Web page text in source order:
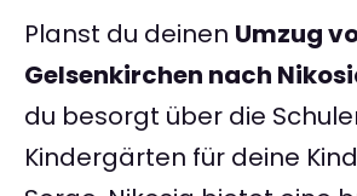
Planst du deinen Umzug
Gelsenkirchen nach
du besorgt über die
Kindergärten für deine